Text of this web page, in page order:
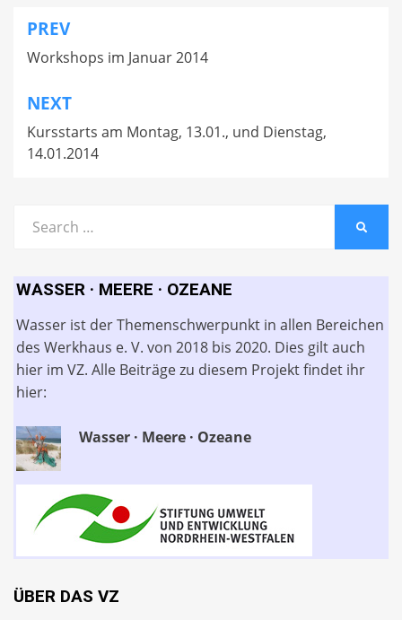
Beitragsnavigation
PREV
Workshops im Januar 2014
NEXT
Kursstarts am Montag, 13.01., und Dienstag,
14.01.2014
for:
WASSER · MEERE · OZEANE
Wasser ist der Themenschwerpunkt in allen Bereichen
des Werkhaus e. V. von 2018 bis 2020. Dies gilt auch
hier im VZ. Alle Beiträge zu diesem Projekt findet ihr
hier:
Wasser · Meere · Ozeane
ÜBER DAS VZ